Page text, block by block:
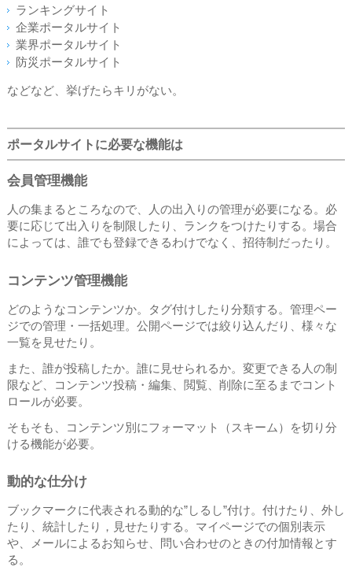
ランキングサイト
企業ポータルサイト
業界ポータルサイト
防災ポータルサイト
などなど、挙げたらキリがない。
ポータルサイトに必要な機能は
会員管理機能
人の集まるところなので、人の出入りの管理が必要になる。必
要に応じて出入りを制限したり、ランクをつけたりする。場合
によっては、誰でも登録できるわけでなく、招待制だったり。
コンテンツ管理機能
どのようなコンテンツか。タグ付けしたり分類する。管理ペー
ジでの管理・一括処理。公開ページでは絞り込んだり、様々な
一覧を見せたり。
また、誰が投稿したか。誰に見せられるか。変更できる人の制
限など、コンテンツ投稿・編集、閲覧、削除に至るまでコント
ロールが必要。
そもそも、コンテンツ別にフォーマット（スキーム）を切り分
ける機能が必要。
動的な仕分け
ブックマークに代表される動的な”しるし”付け。付けたり、外し
たり、統計したり，見せたりする。マイページでの個別表示
や、メールによるお知らせ、問い合わせのときの付加情報とす
る。